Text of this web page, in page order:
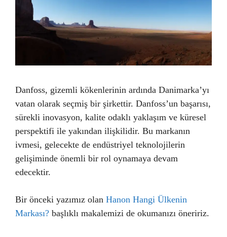
Danfoss, gizemli kökenlerinin ardında Danimarka’yı
vatan olarak seçmiş bir şirkettir. Danfoss’un başarısı,
sürekli inovasyon, kalite odaklı yaklaşım ve küresel
perspektifi ile yakından ilişkilidir. Bu markanın
ivmesi, gelecekte de endüstriyel teknolojilerin
gelişiminde önemli bir rol oynamaya devam
edecektir.
Bir önceki yazımız olan Hanon Hangi Ülkenin
Markası? başlıklı makalemizi de okumanızı öneririz.